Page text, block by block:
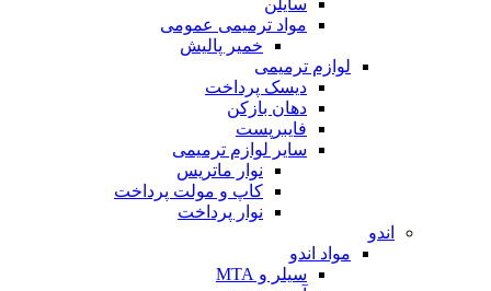
سایلن
مواد ترمیمی عمومی
خمیر پالیش
لوازم ترمیمی
دیسک پرداخت
دهان بازکن
فایبرپست
سایر لوازم ترمیمی
نوار ماتریس
کاپ و مولت پرداخت
نوار پرداخت
اندو
مواد اندو
سیلر و MTA